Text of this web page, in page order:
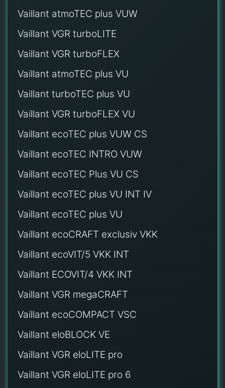
Vaillant atmoTEC plus VUW
Vaillant VGR turboLITE
Vaillant VGR turboFLEX
Vaillant atmoTEC plus VU
Vaillant turboTEC plus VU
Vaillant VGR turboFLEX VU
Vaillant ecoTEC plus VUW CS
Vaillant ecoTEC INTRO VUW
Vaillant ecoTEC Plus VU CS
Vaillant ecoTEC plus VU INT IV
Vaillant ecoTEC plus VU
Vaillant ecoCRAFT exclusiv VKK
Vaillant ecoVIT/5 VKK INT
Vaillant ECOVIT/4 VKK INT
Vaillant VGR megaCRAFT
Vaillant ecoCOMPACT VSC
Vaillant eloBLOCK VE
Vaillant VGR eloLITE pro
Vaillant VGR eloLITE pro 6